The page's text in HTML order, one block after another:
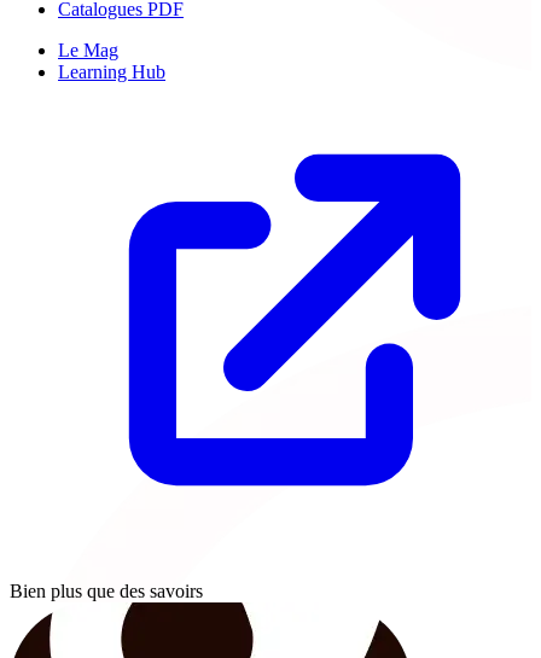
Catalogues PDF
Le Mag
Learning Hub
Bien plus que des savoirs